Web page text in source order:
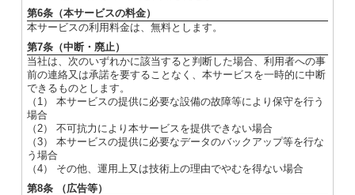
第6条（本サービスの料金）
本サービスの利用料金は、無料とします。
第7条（中断・廃止）
当社は、次のいずれかに該当すると判断した場合、利用者への事
前の連絡又は承諾を要することなく、本サービスを一時的に中断
できるものとします。
（1） 本サービスの提供に必要な設備の故障等により保守を行う
場合
（2） 不可抗力により本サービスを提供できない場合
（3） 本サービスの提供に必要なデータのバックアップ等を行な
う場合
（4） その他、運用上又は技術上の理由でやむを得ない場合
第8条 （広告等）